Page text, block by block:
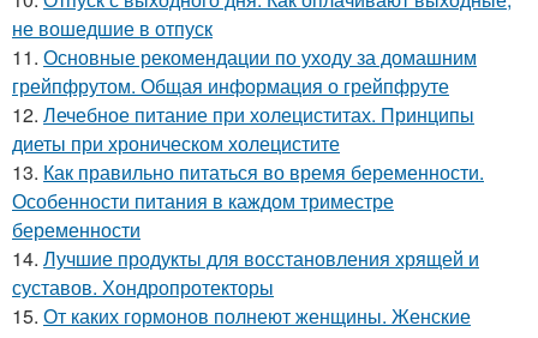
не вошедшие в отпуск
11. Основные рекомендации по уходу за домашним
грейпфрутом. Общая информация о грейпфруте
12. Лечебное питание при холециститах. Принципы
диеты при хроническом холецистите
13. Как правильно питаться во время беременности.
Особенности питания в каждом триместре
беременности
14. Лучшие продукты для восстановления хрящей и
суставов. Хондропротекторы
15. От каких гормонов полнеют женщины. Женские